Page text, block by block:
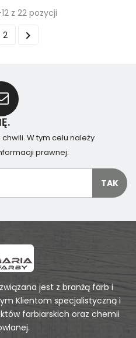
z 22 pozycji
2 
W tym celu należy
prawnej.
jest z branżą farb i
Klientom specjalistyczną i
farbiarskich oraz chemii